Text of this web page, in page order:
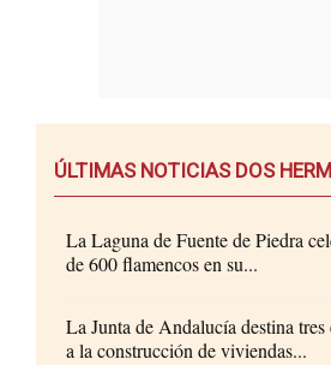
ÚLTIMAS NOTICIAS DOS
La Laguna de Fuente de Piedra
de 600 flamencos en su...
La Junta de Andalucía destina
a la construcción de viviendas...